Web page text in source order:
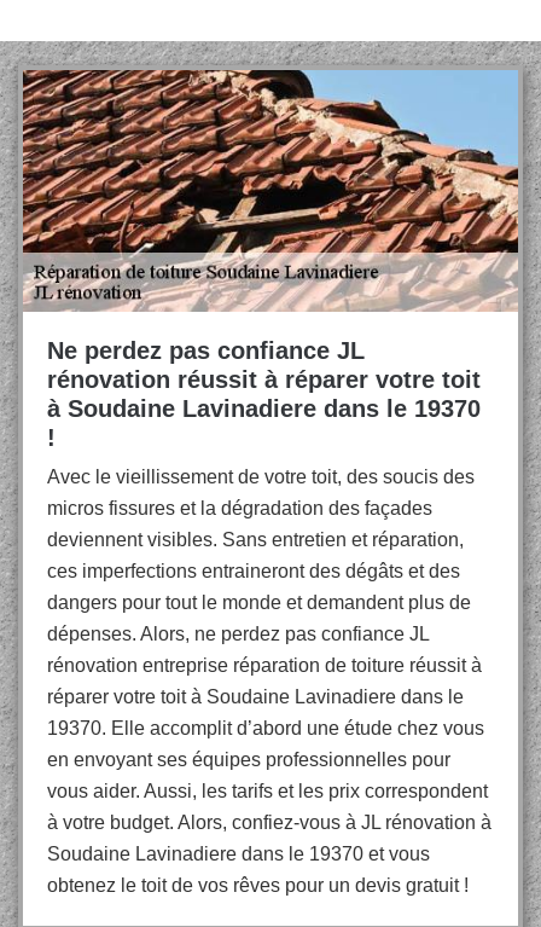
Ne perdez pas confiance JL
rénovation réussit à réparer votre toit
à Soudaine Lavinadiere dans le 19370
!
Avec le vieillissement de votre toit, des soucis des
micros fissures et la dégradation des façades
deviennent visibles. Sans entretien et réparation,
ces imperfections entraineront des dégâts et des
dangers pour tout le monde et demandent plus de
dépenses. Alors, ne perdez pas confiance JL
rénovation entreprise réparation de toiture réussit à
réparer votre toit à Soudaine Lavinadiere dans le
19370. Elle accomplit d’abord une étude chez vous
en envoyant ses équipes professionnelles pour
vous aider. Aussi, les tarifs et les prix correspondent
à votre budget. Alors, confiez-vous à JL rénovation à
Soudaine Lavinadiere dans le 19370 et vous
obtenez le toit de vos rêves pour un devis gratuit !